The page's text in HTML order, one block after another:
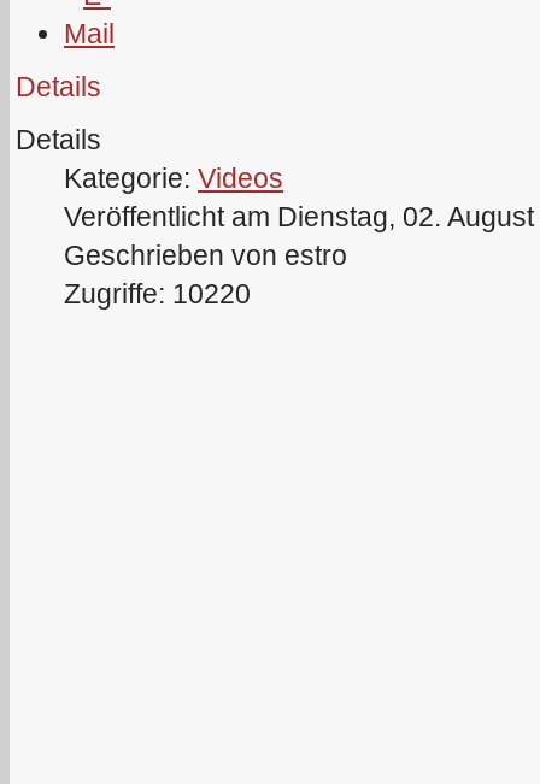
Details
Details
Kategorie: Videos
Veröffentlicht am Dienstag, 02.
Geschrieben von estro
Zugriffe: 10220